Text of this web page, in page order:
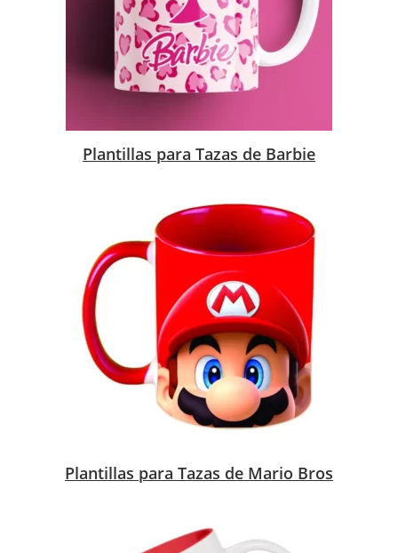
Plantillas para Tazas de Barbie
Plantillas para Tazas de Mario Bros